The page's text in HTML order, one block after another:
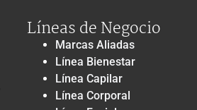
Líneas de Negocio
Marcas Aliadas
Línea Bienestar
Línea Capilar
Línea Corporal